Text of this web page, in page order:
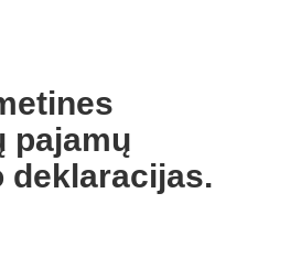
pajamų
deklaracijas.